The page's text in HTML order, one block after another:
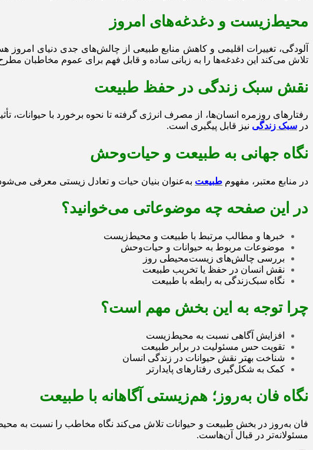
محیط‌زیست و دغدغه‌های امروز
آلودگی، تغییرات اقلیمی و کاهش منابع طبیعی از چالش‌های جدی دنیای
تلاش می‌کند این دغدغه‌ها را به زبانی ساده و قابل فهم برای عموم مخاطبان
نقش سبک زندگی در حفظ طبیعت
رفتارهای روزمره انسان‌ها، از مصرف انرژی گرفته تا نحوه برخورد با
در سبک زندگی نیز قابل پیگیری است.
نگاه جهانی به طبیعت و حیات‌وحش
در منابع معتبر، مفهوم طبیعت به‌عنوان بنیان حیات و تعادل زیستی معرفی
در این صفحه چه موضوعاتی می‌خوانید؟
خبرها و مطالب مرتبط با طبیعت و محیط‌زیست
موضوعات مربوط به حیوانات و حیات‌وحش
بررسی چالش‌های زیست‌محیطی روز
نقش انسان در حفظ یا تخریب طبیعت
نگاه سبک‌زندگی به رابطه با طبیعت
چرا توجه به این بخش مهم است؟
افزایش آگاهی نسبت به محیط‌زیست
تقویت حس مسئولیت در برابر طبیعت
شناخت بهتر نقش حیوانات در زندگی انسان
کمک به شکل‌گیری رفتارهای پایدارتر
نگاه فان به‌روز؛ هم‌زیستی آگاهانه با طبیعت
فان به‌روز در بخش طبیعت و حیوانات تلاش می‌کند نگاه مخاطب را نسبت به
مسئولانه‌تر در قبال آن‌هاست.